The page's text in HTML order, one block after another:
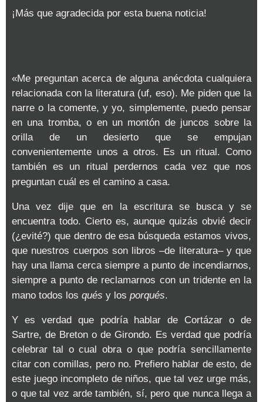
¡Más que agradecida por esta buena noticia!
«Me preguntan acerca de alguna anécdota cualquiera
relacionada con la literatura (uf, eso). Me piden que la
narre o la comente, y yo, simplemente, puedo pensar
en una tromba, o en un montón de juncos sobre la
orilla de un desierto que se empujan
convenientemente unos a otros. Es un ritual. Como
también es un ritual perdernos cada vez que nos
preguntan cuál es el camino a casa.
Una vez dije que en la escritura se busca y se
encuentra todo. Cierto es, aunque quizás obvié decir
(¿evité?) que dentro de esa búsqueda estamos vivos,
que nuestros cuerpos son libros–de literatura– y que
hay una llama cerca siempre a punto de incendiarnos,
siempre a punto de reclamarnos con un tridente en la
mano todos los qués y los porqués.
Y es verdad que podría hablar de Cortázar o de
Sartre, de Breton o de Girondo. Es verdad que podría
celebrar tal o cual obra o que podría sencillamente
citar con comillas, pero no. Prefiero hablar de esto, de
este juego incompleto de niños, que tal vez urge más,
o que tal vez arde también, sí, pero que nunca llega a